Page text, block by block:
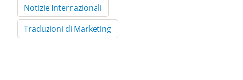
Notizie Internazionali
Traduzioni di Marketing